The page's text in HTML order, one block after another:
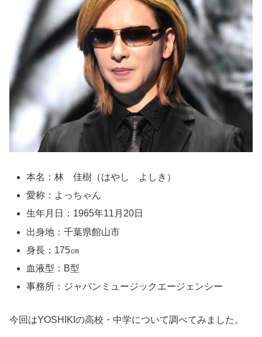
本名：林 佳樹（はやし よしき）
愛称：よっちゃん
生年月日：1965年11月20日
出身地：千葉県館山市
身長：175㎝
血液型：B型
事務所：ジャパンミュージックエージェンシー
今回はYOSHIKIの高校・中学について調べてみました。